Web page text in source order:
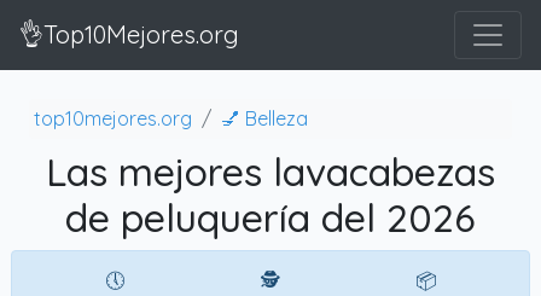
👌Top10Mejores.org
top10mejores.org 💅 Belleza
Las mejores lavacabezas
de peluquería del 2026
🕔
🕵
📦